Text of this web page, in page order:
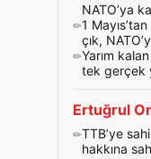
NATO’ya
1
çık,
Yarım
tek gerçek
Ertuğrul
TTB’ye
hakkına